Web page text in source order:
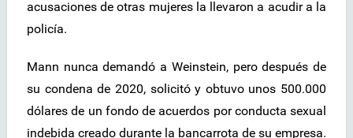
acusaciones de otras mujeres la llevaron a acudir a la
policía.
Mann nunca demandó a Weinstein, pero después de
su condena de 2020, solicitó y obtuvo unos 500.000
dólares de un fondo de acuerdos por conducta sexual
indebida creado durante la bancarrota de su empresa.